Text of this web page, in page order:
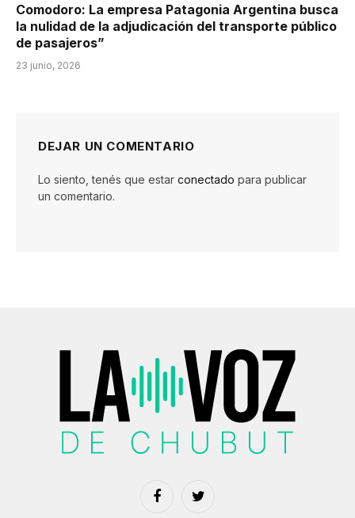
Comodoro: La empresa Patagonia Argentina busca
la nulidad de la adjudicación del transporte público
de pasajeros”
23 junio, 2026
DEJAR UN COMENTARIO
Lo siento, tenés que estar conectado para publicar
un comentario.
FacebookTwitter